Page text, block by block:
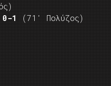
0-1
(71′ Πολύζος)